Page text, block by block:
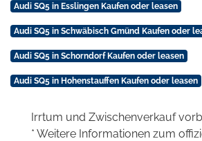
Audi SQ5 in Esslingen Kaufen oder leasen
Audi SQ5 in Schwäbisch Gmünd Kaufen oder
Audi SQ5 in Schorndorf Kaufen oder leasen
Audi SQ5 in Hohenstauffen Kaufen oder leasen
Irrtum und Zwischenverkauf
* Weitere Informationen zum